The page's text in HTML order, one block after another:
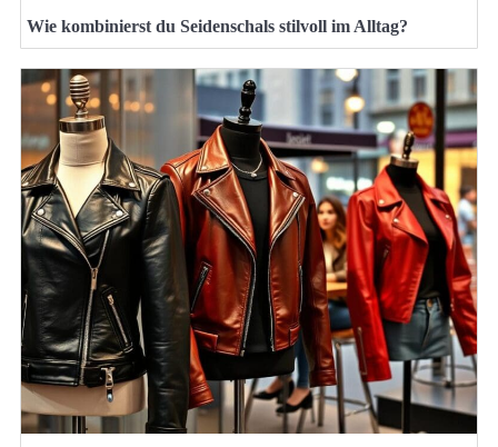
Wie kombinierst du Seidenschals stilvoll im Alltag?